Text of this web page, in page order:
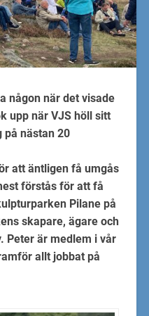
någon när det visade
upp när VJS höll sitt
nästan 20
att äntligen få umgås
förstås för att få
Pilane på
skapare, ägare och
Peter är medlem i vår
allt jobbat på